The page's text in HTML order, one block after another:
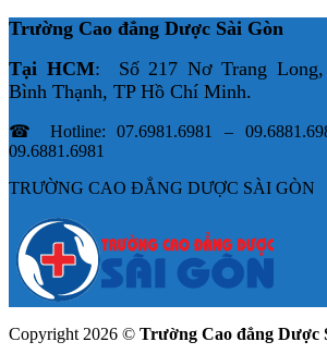
Trường Cao đẳng Dược Sài Gòn
Tại HCM: Số 217 Nơ Trang Long,
Bình Thạnh, TP Hồ Chí Minh.
☎ Hotline: 07.6981.6981 –
09.6881.6981
TRƯỜNG CAO ĐẲNG DƯỢC SÀI GÒN
Copyright 2026 © Trường Cao đẳng Dược